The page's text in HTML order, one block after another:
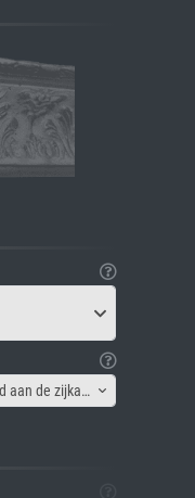
Canvas lijst - Afbeelding gespiegeld aan de zijkant